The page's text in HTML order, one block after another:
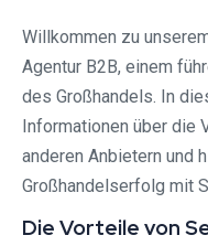
Willkommen zu
Agentur B2B, einem
des Großhandels. In
Informationen über die
anderen Anbietern und
Großhandelserfolg mit
Die Vorteile von